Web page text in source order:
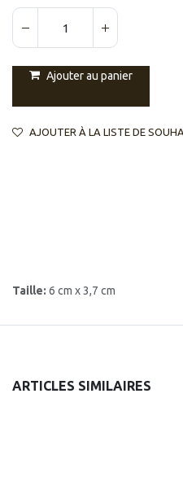
Ajouter au panier
AJOUTER À LA LISTE DE
Taille: 6 cm x 3,7 cm
ARTICLES SIMILAIRES